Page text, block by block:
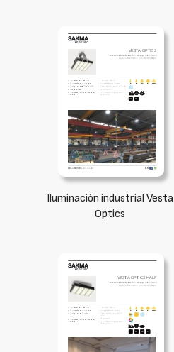
Iluminación industrial Vesta
Optics